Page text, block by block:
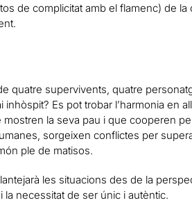
de complicitat amb el flamenc) de la
quatre supervivents, quatre
inhòspit? Es pot trobar l’harmonia en
mostren la seva pau i que cooperen
sorgeixen conflictes per
ple de matisos.
les situacions des de la
la necessitat de ser únic i autèntic.